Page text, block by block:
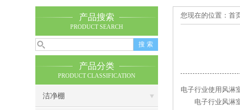
产品搜索
PRODUCT SEARCH
产品分类
PRODUCT CLASSIFICATION
洁净棚
您现在的位置： 首
电子行业使用风淋
电子行业风淋室